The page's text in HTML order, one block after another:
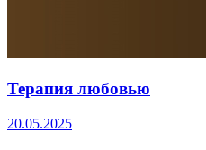
Терапия любовью
20.05.2025